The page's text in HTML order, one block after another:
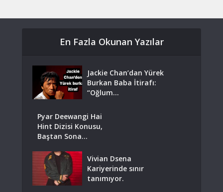
En Fazla Okunan Yazılar
Jackie Chan’dan Yürek
Burkan Baba İtirafı:
“Oğlum...
Pyar Deewangi Hai
Hint Dizisi Konusu,
Baştan Sona...
Vivian Dsena
Kariyerinde sınır
tanımıyor.